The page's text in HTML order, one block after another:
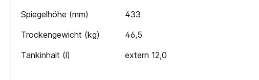
Spiegelhöhe (mm)
433
Trockengewicht (kg)
46,5
Tankinhalt (l)
extern 12,0